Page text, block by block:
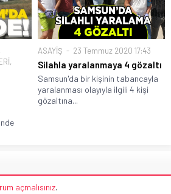
,
ASAYİŞ 23 Temmuz 2020 17:43
Silahla yaralanmaya 4 gözaltı
Samsun'da bir kişinin tabancayla
yaralanması olayıyla ilgili 4 kişi
gözaltına...
açmalısınız.